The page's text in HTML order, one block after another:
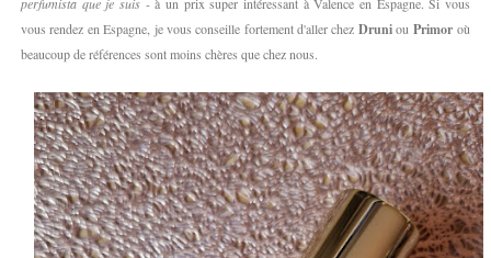
vous rendez en Espagne, je vous conseille fortement d'aller chez Druniou Primoroù
beaucoup de références sont moins chères que chez nous.